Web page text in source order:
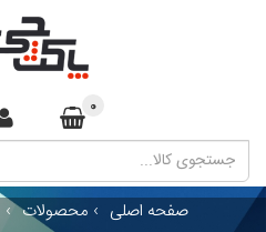
0
صفحه اصلی › محصولات ›